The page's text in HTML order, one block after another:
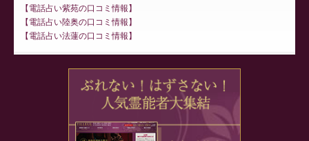
電話占い紫苑の口コミ情報
電話占い陸奥の口コミ情報
電話占い法蓮の口コミ情報